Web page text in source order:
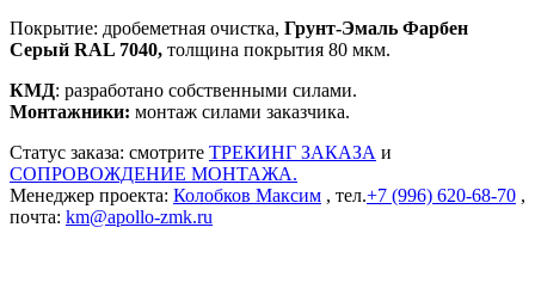
Покрытие: дробеметная очистка, Грунт-Эмаль Фарбен
Серый RAL 7040, толщина покрытия 80 мкм.
КМД: разработано собственными силами.
Монтажники: монтаж силами заказчика.
Статус заказа: смотрите ТРЕКИНГ ЗАКАЗА и
СОПРОВОЖДЕНИЕ МОНТАЖА.
Менеджер проекта: Колобков Максим , тел.+7 (996) 620-68-70 ,
почта: km@apollo-zmk.ru